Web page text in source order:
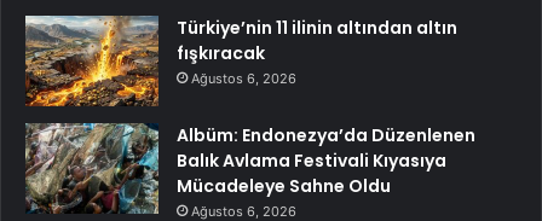
Türkiye’nin 11 ilinin altından altın
fışkıracak
Ağustos 6, 2026
Albüm: Endonezya’da Düzenlenen
Balık Avlama Festivali Kıyasıya
Mücadeleye Sahne Oldu
Ağustos 6, 2026